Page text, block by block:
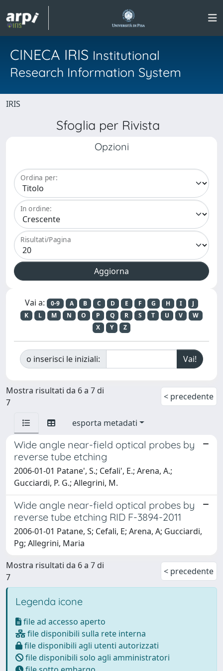
CINECA IRIS Institutional
Research Information System
IRIS
Sfoglia per Rivista
Opzioni
Ordina per:
In ordine:
Risultati/Pagina
Vai a: 0-9 A B C D E F G H I
J
K
L M N O P Q R S T U V
W
X
Y Z
o inserisci le iniziali:
Mostra risultati da 6 a 7 di
7
< precedente
esporta metadati
Wide angle near-field optical probes by
reverse tube etching
2006-01-01 Patane', S.; Cefali', E.; Arena, A.;
Gucciardi, P. G.; Allegrini, M.
Wide angle near-field optical probes by
reverse tube etching RID F-3894-2011
2006-01-01 Patane, S; Cefali, E; Arena, A; Gucciardi,
Pg; Allegrini, Maria
Mostra risultati da 6 a 7 di
7
< precedente
Legenda icone
file ad accesso aperto
file disponibili sulla rete interna
file disponibili agli utenti autorizzati
file disponibili solo agli amministratori